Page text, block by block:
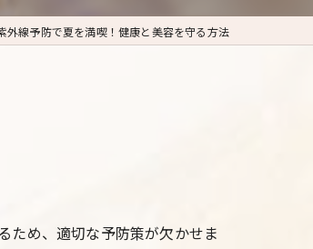
外線予防で夏を満喫！健康と美容を守る方法
ため、適切な予防策が欠かせま